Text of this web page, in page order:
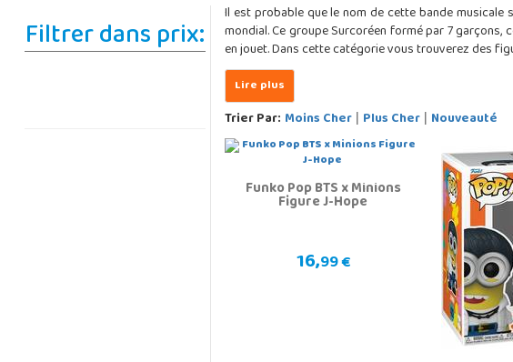
Filtrer dans prix: Il est probable que le nom de cette bande
mondial. Ce groupe Surcoréen formé par 7
en jouet. Dans cette catégorie vous trouverez des
Trier Par: Moins Cher| Plus Cher| Nouveauté
Funko Pop BTS x Minions
Figure J-Hope
16,99 €